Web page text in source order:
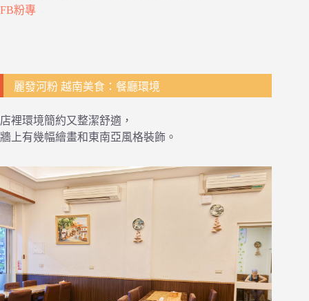
FB粉專
麗發河粉 越南美食：餐廳環境
店裡環境簡約又整潔舒適，
牆上有幾幅繪畫和東南亞風格裝飾。